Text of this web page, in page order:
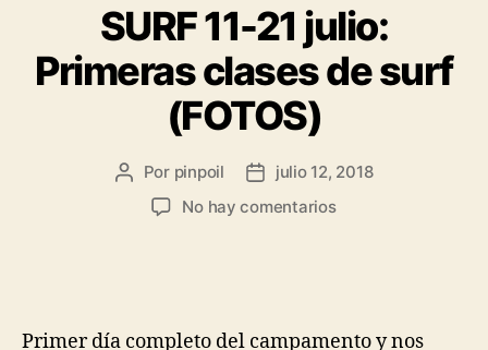
SURF 11-21 julio:
Primeras clases de surf
(FOTOS)
Por pinpoil
julio 12, 2018
No hay comentarios
Primer día completo del campamento y nos